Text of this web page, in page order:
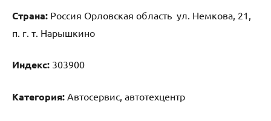
Страна: Россия Орловская область ул. Немкова, 21,
п. г. т. Нарышкино
Индекс: 303900
Категория: Автосервис, автотехцентр